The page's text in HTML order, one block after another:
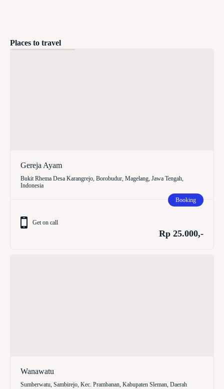
Places to travel
Gereja Ayam
Bukit Rhema Desa Karangrejo, Borobudur, Magelang, Jawa Tengah,
Indonesia
Booking
Get on call
Rp 25.000,-
Wanawatu
Sumberwatu, Sambirejo, Kec. Prambanan, Kabupaten Sleman, Daerah